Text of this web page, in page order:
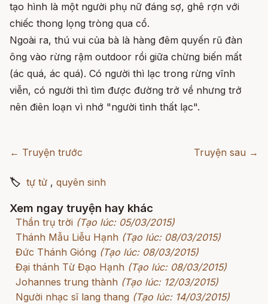
tạo hình là một người phụ nữ đáng sợ, ghê rợn với
chiếc thong lọng tròng qua cổ.
Ngoài ra, thú vui của bà là hàng đêm quyến rũ đàn
ông vào rừng rậm outdoor rồi giữa chừng biến mất
(ác quá, ác quá). Có người thì lạc trong rừng vĩnh
viễn, có người thì tìm được đường trở về nhưng trở
nên điên loạn vì nhớ "người tình thất lạc".
← Truyện trước Truyện sau →
🏷 tự tử , quyên sinh
Xem ngay truyện hay khác
Thần trụ trời (Tạo lúc: 05/03/2015)
Thánh Mẫu Liễu Hạnh (Tạo lúc: 08/03/2015)
Đức Thánh Gióng (Tạo lúc: 08/03/2015)
Đại thánh Từ Đạo Hạnh (Tạo lúc: 08/03/2015)
Johannes trung thành (Tạo lúc: 12/03/2015)
Người nhạc sĩ lang thang (Tạo lúc: 14/03/2015)